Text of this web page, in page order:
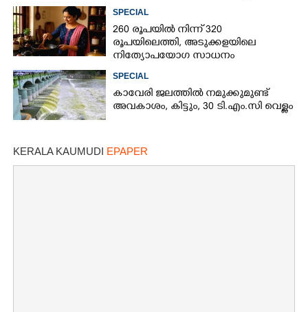
SPECIAL
260 രൂപയിൽ നിന്ന് 320
രൂപയിലെത്തി, അടുക്കളയിലെ
നിത്യോപയോഗ സാധനം
SPECIAL
കാവേരി ജലത്തിൽ നമുക്കുമുണ്ട്
അവകാശം, കിട്ടും, 30 ടി.എം.സി വെള്ളം
KERALA KAUMUDI EPAPER